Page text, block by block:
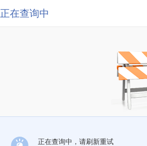
正在查询中
正在查询中，请刷新重试